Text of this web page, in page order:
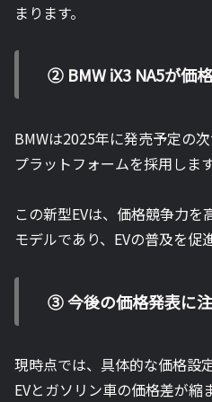
まります。
② BMW iX3 NA5が価
BMWは2025年に発売予定の
プラットフォームを採用します
この新型EVは、価格競争力
モデルであり、EVの普及を促
③ 今後の価格発表に
現時点では、具体的な価格設
EVとガソリン車の価格差が縮